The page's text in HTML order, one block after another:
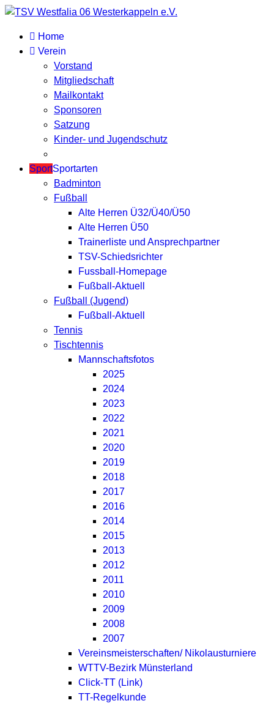
Home
Verein
Vorstand
Mitgliedschaft
Mailkontakt
Sponsoren
Satzung
Kinder- und Jugendschutz
SportSportarten
Badminton
Fußball
Alte Herren Ü32/Ü40/Ü50
Alte Herren Ü50
Trainerliste und Ansprechpartner
TSV-Schiedsrichter
Fussball-Homepage
Fußball-Aktuell
Fußball (Jugend)
Fußball-Aktuell
Tennis
Tischtennis
Mannschaftsfotos
2025
2024
2023
2022
2021
2020
2019
2018
2017
2016
2014
2015
2013
2012
2011
2010
2009
2008
2007
Vereinsmeisterschaften/ Nikolausturniere
WTTV-Bezirk Münsterland
Click-TT (Link)
TT-Regelkunde